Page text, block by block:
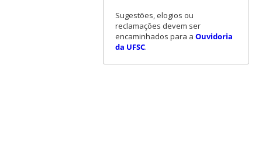
Sugestões, elogios ou
reclamações devem ser
encaminhados para a Ouvidoria
da UFSC.